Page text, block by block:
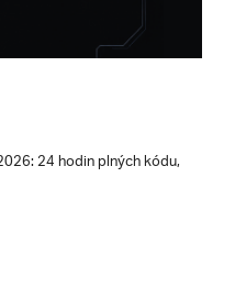
24 hodin plných kódu,